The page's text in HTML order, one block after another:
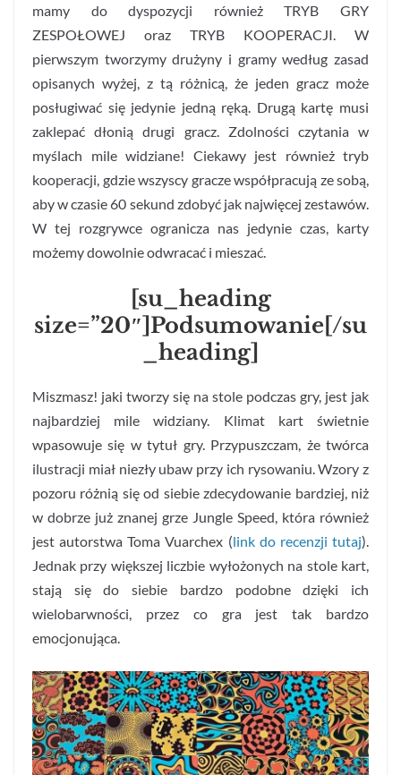
mamy do dyspozycji również TRYB GRY
ZESPOŁOWEJ oraz TRYB KOOPERACJI. W
pierwszym tworzymy drużyny i gramy według zasad
opisanych wyżej, z tą różnicą, że jeden gracz może
posługiwać się jedynie jedną ręką. Drugą kartę musi
zaklepać dłonią drugi gracz. Zdolności czytania w
myślach mile widziane! Ciekawy jest również tryb
kooperacji, gdzie wszyscy gracze współpracują ze sobą,
aby w czasie 60 sekund zdobyć jak najwięcej zestawów.
W tej rozgrywce ogranicza nas jedynie czas, karty
możemy dowolnie odwracać i mieszać.
[su_heading
size=”20″]Podsumowanie[/su
_heading]
Miszmasz! jaki tworzy się na stole podczas gry, jest jak
najbardziej mile widziany. Klimat kart świetnie
wpasowuje się w tytuł gry. Przypuszczam, że twórca
ilustracji miał niezły ubaw przy ich rysowaniu. Wzory z
pozoru różnią się od siebie zdecydowanie bardziej, niż
w dobrze już znanej grze Jungle Speed, która również
jest autorstwa Toma Vuarchex (link do recenzji tutaj).
Jednak przy większej liczbie wyłożonych na stole kart,
stają się do siebie bardzo podobne dzięki ich
wielobarwności, przez co gra jest tak bardzo
emocjonująca.